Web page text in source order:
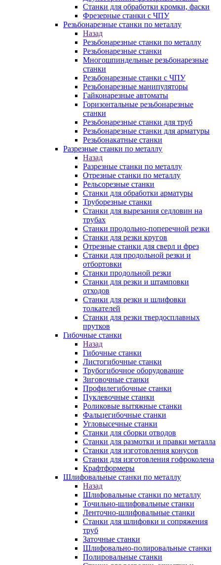
Станки для обработки кромки, фаски
Фрезерные станки с ЧПУ
Резьбонарезные станки по металлу
Назад
Резьбонарезные станки по металлу
Резьбонарезные станки
Многошпиндельные резьбонарезные
станки
Резьбонарезные станки с ЧПУ
Резьбонарезные манипуляторы
Гайконарезные автоматы
Горизонтальные резьбонарезные
станки
Резьбонарезные станки для труб
Резьбонарезные станки для арматуры
Резьбонакатные станки
Разрезные станки по металлу
Назад
Разрезные станки по металлу
Отрезные станки по металлу
Рельсорезные станки
Станки для обработки арматуры
Труборезные станки
Станки для вырезания седловин на
трубаx
Станки продольно-поперечной резки
Станки для резки кругов
Отрезные станки для сверл и фрез
Станки для продольной резки и
отбортовки
Станки продольной резки
Станки для резки и штамповки
отходов
Станки для резки и шлифовки
толкателей
Станки для резки твердосплавных
прутков
Гибочные станки
Назад
Гибочные станки
Листогибочные станки
Трубогибочное оборудование
Зиговочные станки
Профилегибочные станки
Пуклевочные станки
Роликовые вытяжные станки
Фальцегибочные станки
Угловысечные станки
Станки для сборки отводов
Станки для размотки и правки металла
Станки для изготовления конусов
Станки для изготовления гофроколена
Крафтформеры
Шлифовальные станки по металлу
Назад
Шлифовальные станки по металлу
Точильно-шлифовальные станки
Ленточно-шлифовальные станки
Станки для шлифовки и сопряжения
труб
Заточные станки
Шлифовально-полировальные станки
Полировальные станки